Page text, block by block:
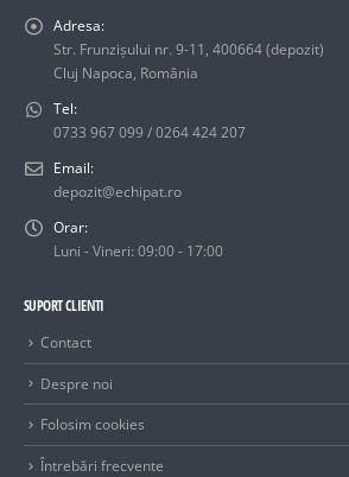
Adresa:
Str. Frunzișului nr. 9-11, 400664 (depozit)
Cluj Napoca, România
Tel:
0733 967 099 / 0264 424 207
Email:
depozit@echipat.ro
Orar:
Luni - Vineri: 09:00 - 17:00
SUPORT CLIENTI
Contact
Despre noi
Folosim cookies
Întrebări frecvente